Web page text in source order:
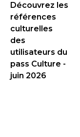
Découvrez les
références
culturelles
des
utilisateurs du
pass Culture -
juin 2026